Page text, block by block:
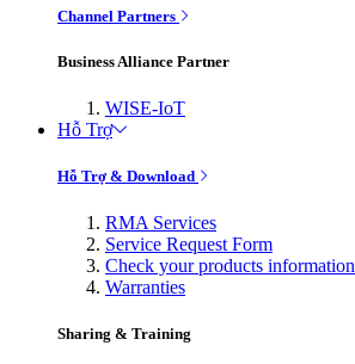
Channel Partners
Business Alliance Partner
WISE-IoT
Hỗ Trợ
Hỗ Trợ & Download
RMA Services
Service Request Form
Check your products information
Warranties
Sharing & Training